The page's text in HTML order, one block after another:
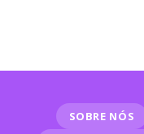
SOBRE NÓS